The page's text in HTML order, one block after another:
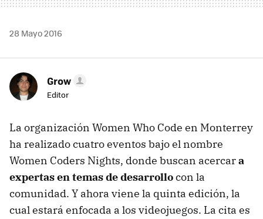
28 Mayo 2016
Grow
Editor
La organización Women Who Code en Monterrey
ha realizado cuatro eventos bajo el nombre
Women Coders Nights, donde buscan acercara
expertas en temas de desarrollocon la
comunidad. Y ahora viene la quinta edición, la
cual estará enfocada a los videojuegos. La cita es